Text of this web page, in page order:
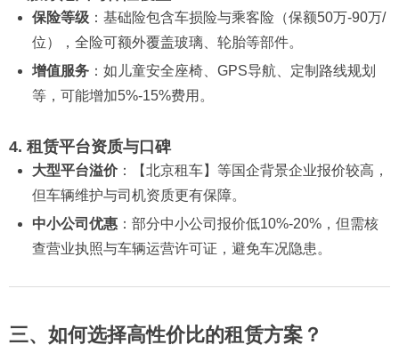
保险等级：基础险包含车损险与乘客险（保额50万-90万/
位），全险可额外覆盖玻璃、轮胎等部件。
增值服务：如儿童安全座椅、GPS导航、定制路线规划
等，可能增加5%-15%费用。
4. 租赁平台资质与口碑
大型平台溢价：【北京租车】等国企背景企业报价较高，
但车辆维护与司机资质更有保障。
中小公司优惠：部分中小公司报价低10%-20%，但需核
查营业执照与车辆运营许可证，避免车况隐患。
三、如何选择高性价比的租赁方案？